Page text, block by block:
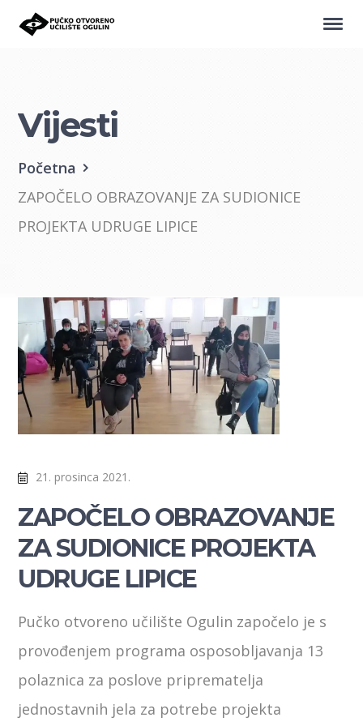
Vijesti
Početna
ZAPOČELO OBRAZOVANJE ZA SUDIONICE
PROJEKTA UDRUGE LIPICE
21. prosinca 2021.
ZAPOČELO OBRAZOVANJE
ZA SUDIONICE PROJEKTA
UDRUGE LIPICE
Pučko otvoreno učilište Ogulin započelo je s
provođenjem programa osposobljavanja 13
polaznica za poslove priprematelja
jednostavnih jela za potrebe projekta